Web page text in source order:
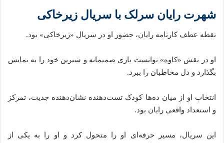
شهرت رایان سرلک با سریال زیرخاکی
نقطه عطف کارنامه رایان، حضور او در سریال «زیرخاکی» بود.
او در نقش «کاوه» توانست بازی صمیمانه و شیرین خود را به نمایش
بگذارد و دل مخاطبان را ببرد.
انتخاب او از میان ده‌ها کودک تست‌دهنده نشان‌دهنده جدیت، تمرکز
و استعداد واقعی رایان بود.
این سریال، مسیر حرفه‌ای او را متحول کرد و او را به یکی از